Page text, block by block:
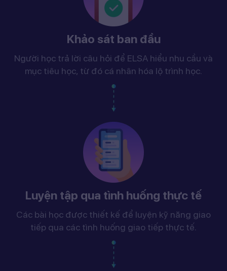
Khảo sát ban đầu
Người học trả lời câu hỏi để ELSA hiểu nhu cầu và
mục tiêu học, từ đó cá nhân hóa lộ trình học.
Luyện tập qua tình huống thực tế
Các bài học được thiết kế để luyện kỹ năng giao
tiếp qua các tình huống giao tiếp thực tế.